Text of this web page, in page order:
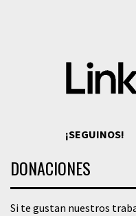
¡SEGUINOS!
DONACIONES
Si te gustan nuestros